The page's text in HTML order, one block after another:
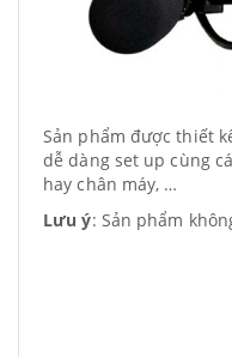
Sản phẩm được thiết
dễ dàng set up cùng
hay chân máy, …
Lưu ý: Sản phẩm